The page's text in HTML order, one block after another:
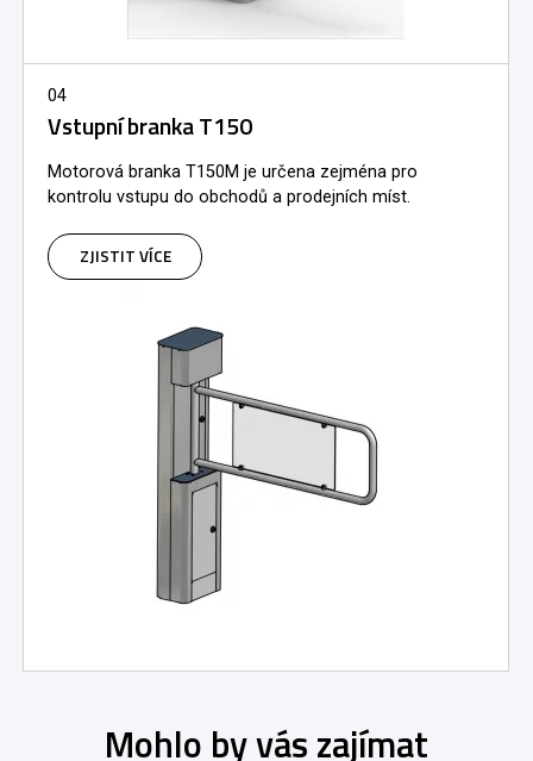
04
Vstupní branka T150
Motorová branka T150M je určena zejména pro
kontrolu vstupu do obchodů a prodejních míst.
ZJISTIT VÍCE
Mohlo by vás zajímat